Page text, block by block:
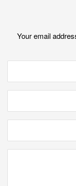
Your email